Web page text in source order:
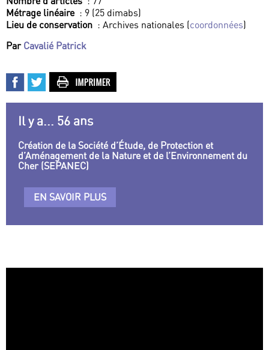
Métrage linéaire : 9 (25 dimabs)
Lieu de conservation : Archives nationales (coordonnées)
Par Cavalié Patrick
Il y a... 56 ans
Création de la Société d’Étude, de Protection et
d’Aménagement de la Nature et de l’Environnement du
Cher (SEPANEC)
EN SAVOIR PLUS